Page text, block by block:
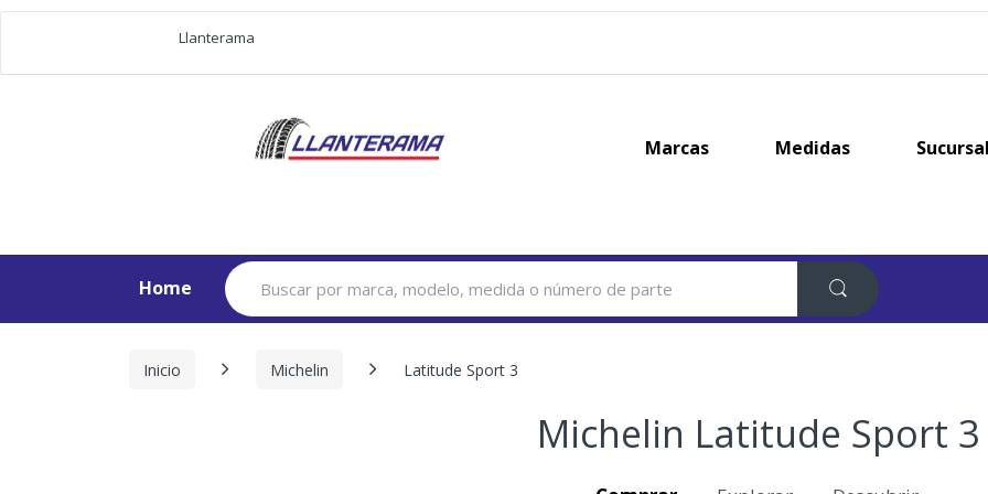
Llanterama
Marcas Medidas
Home
Search
for:
Inicio Michelin Latitude Sport 3
Michelin Latitude Sport 3